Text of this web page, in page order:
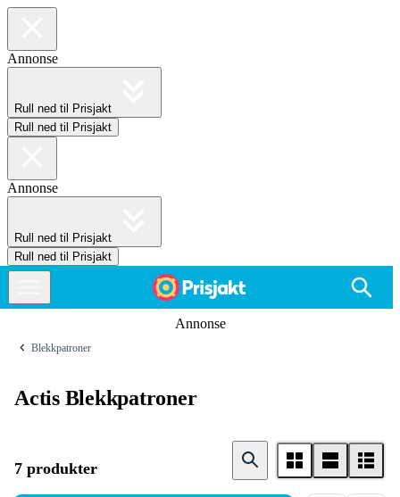
Annonse
Rull ned til Prisjakt
Rull ned til Prisjakt
Annonse
Rull ned til Prisjakt
Rull ned til Prisjakt
Annonse
Blekkpatroner
Actis Blekkpatroner
7 produkter